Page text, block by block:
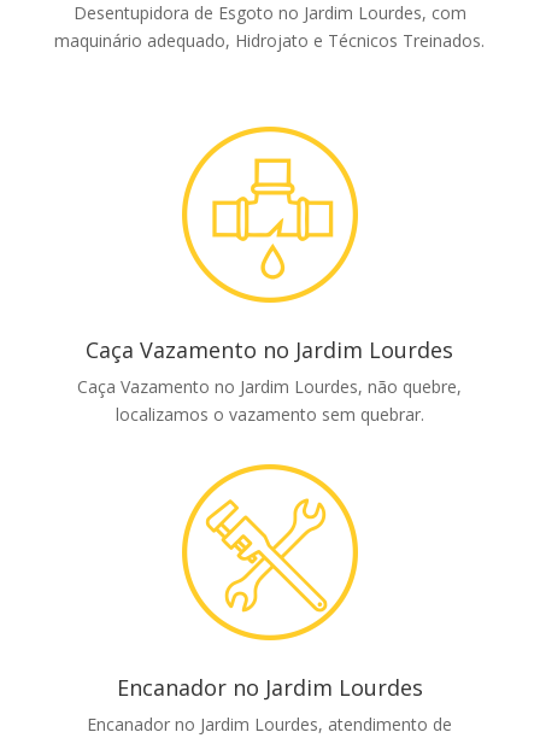
Desentupidora de Esgoto no Jardim Lourdes, com
maquinário adequado, Hidrojato e Técnicos Treinados.
Caça Vazamento no Jardim Lourdes
Caça Vazamento no Jardim Lourdes, não quebre,
localizamos o vazamento sem quebrar.
Encanador no Jardim Lourdes
Encanador no Jardim Lourdes, atendimento de